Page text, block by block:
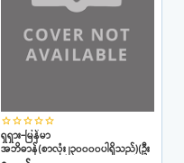
star_borderstar_borderstar_borderstar_borderstar_border
ရှရှား-မြန်မာ
အဘိဓာန်(စာလုံး၂၃၀၀၀၀ပါရှိသည်)(ဦး